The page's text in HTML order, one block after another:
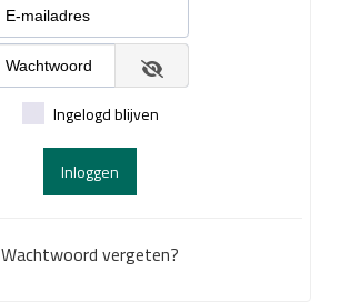
Ingelogd blijven
Inloggen
Wachtwoord vergeten?